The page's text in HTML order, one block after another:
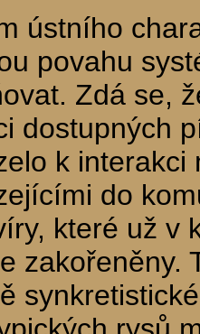
ústního
povahu
Zdá se,
dostupných
k interakci
do
které už v
zakořeněny.